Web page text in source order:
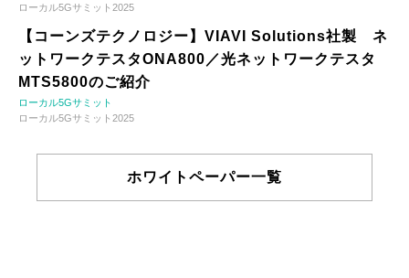
ローカル5Gサミット2025
【コーンズテクノロジー】VIAVI Solutions社製 ネ
ットワークテスタONA800／光ネットワークテスタ
MTS5800のご紹介
ローカル5Gサミット
ローカル5Gサミット2025
ホワイトペーパー一覧